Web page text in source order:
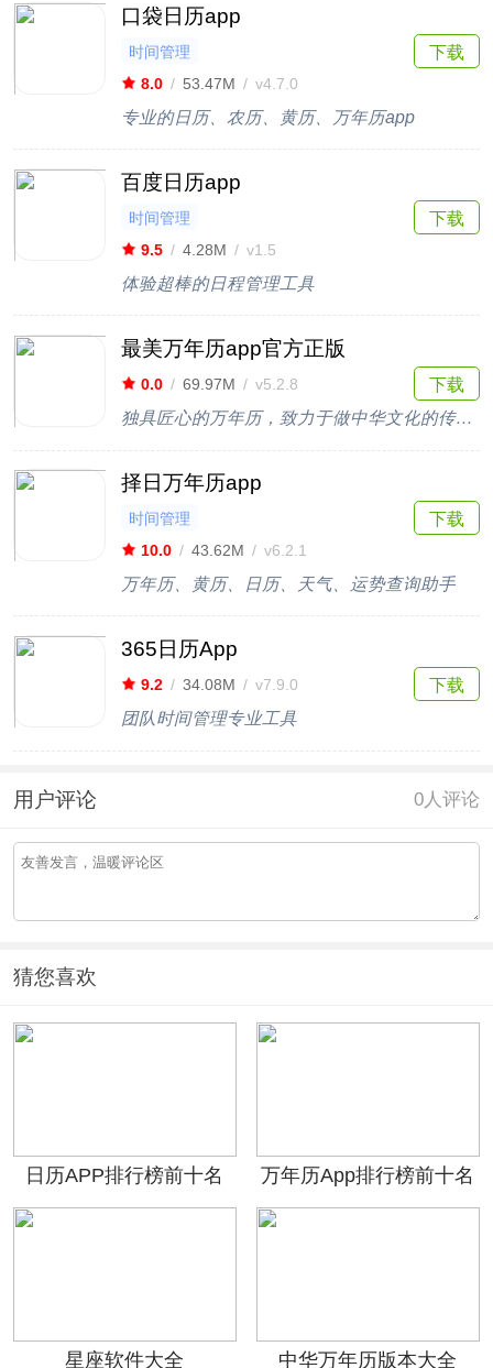
口袋日历app
时间管理
8.0 / 53.47M / v4.7.0
专业的日历、农历、黄历、万年历app
下载
百度日历app
时间管理
9.5 / 4.28M / v1.5
体验超棒的日程管理工具
下载
最美万年历app官方正版
0.0 / 69.97M / v5.2.8
独具匠心的万年历，致力于做中华文化的传承者
下载
择日万年历app
时间管理
10.0 / 43.62M / v6.2.1
万年历、黄历、日历、天气、运势查询助手
下载
365日历App
9.2 / 34.08M / v7.9.0
团队时间管理专业工具
下载
用户评论 0 人评论
猜您喜欢
日历APP排行榜前十名 万年历App排行榜前十名
星座软件大全 中华万年历版本大全